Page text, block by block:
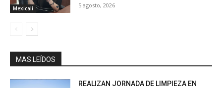
Mexicali 5 agosto, 2026
MAS LEÍDOS
REALIZAN JORNADA DE LIMPIEZA EN